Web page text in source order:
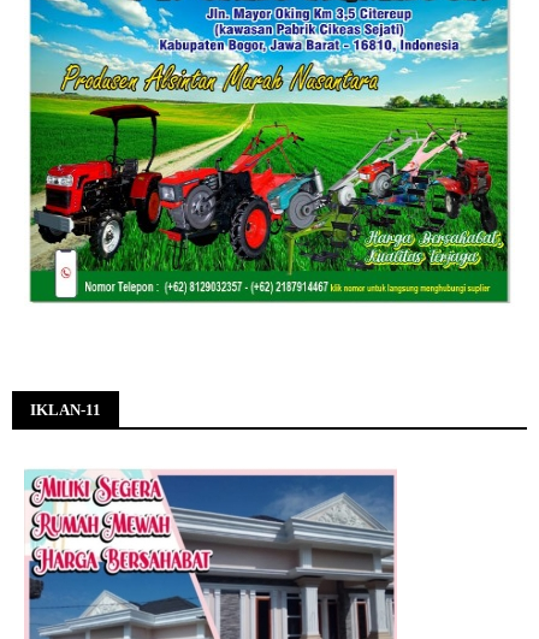
IKLAN-11